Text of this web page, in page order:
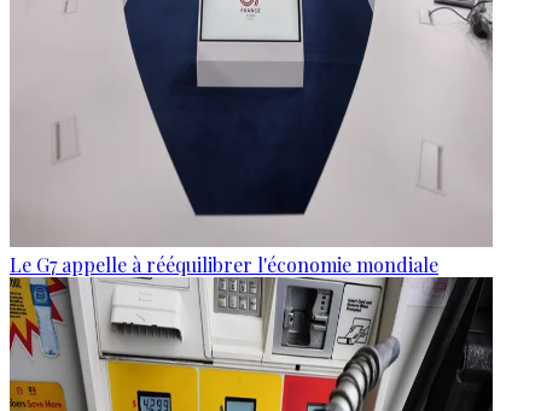
Le G7 appelle à rééquilibrer l'économie mondiale